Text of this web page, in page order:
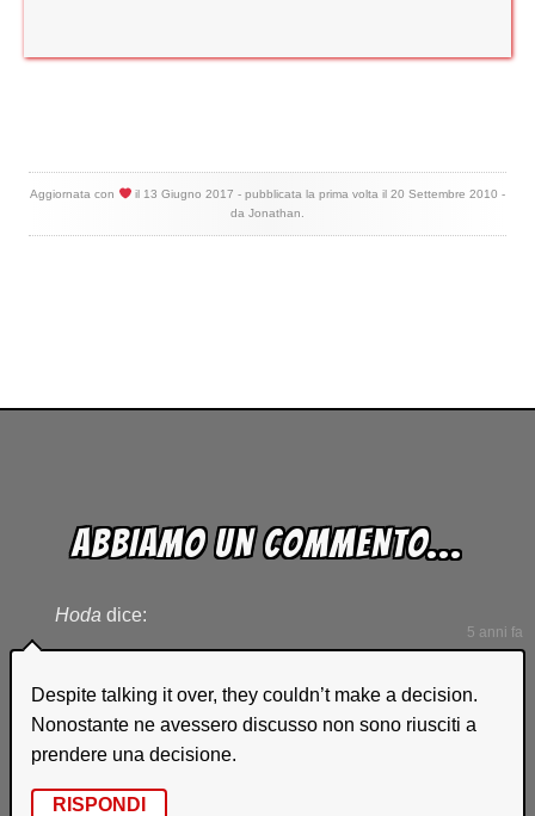
Aggiornata con il 13 Giugno 2017 - pubblicata la prima volta il20 Settembre 2010 -
da Jonathan
ABBIAMO UN COMMENTO...
Hoda dice:
5 anni fa
Despite talking it over, they couldn’t make a decision.
Nonostante ne avessero discusso non sono riusciti a
prendere una decisione.
RISPONDI